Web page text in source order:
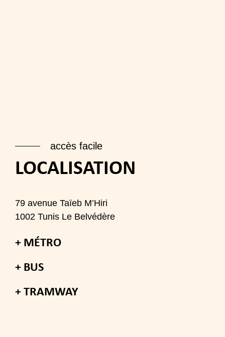
accès facile
LOCALISATION
79 avenue Taïeb M’Hiri
1002 Tunis Le Belvédère
+ MÉTRO
+ BUS
+ TRAMWAY